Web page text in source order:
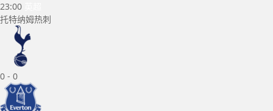
23:00
托特纳姆热刺
0 - 0